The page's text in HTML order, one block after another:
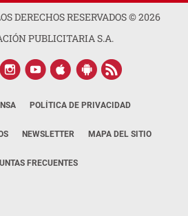
DERECHOS RESERVADOS ©2026
PUBLICITARIA S.A.
POLÍTICA DE PRIVACIDAD
NEWSLETTER MAPA DEL SITIO
FRECUENTES